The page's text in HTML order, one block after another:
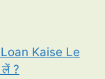
Kaise Le
लें ?